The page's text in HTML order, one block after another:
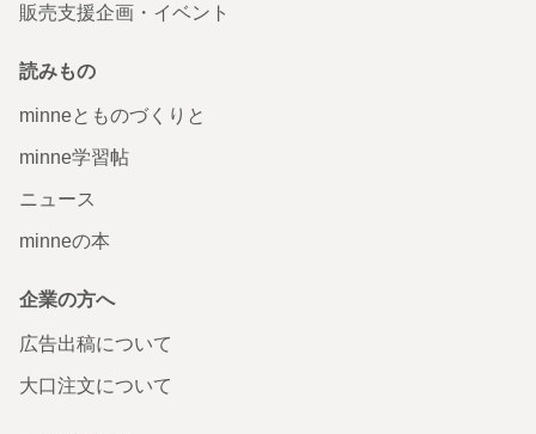
販売支援企画・イベント
読みもの
minneとものづくりと
minne学習帖
ニュース
minneの本
企業の方へ
広告出稿について
大口注文について